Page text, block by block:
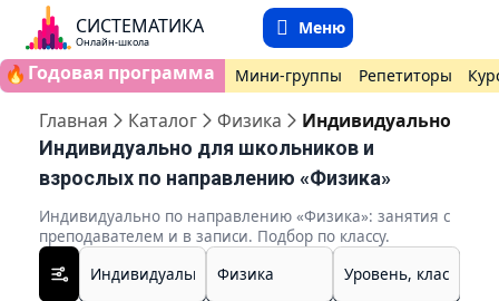
СИСТЕМАТИКА
Онлайн-школа
Меню
🔥 Годовая программа Мини-группы Репетиторы
Главная Каталог Физика Индивидуально
Индивидуально для школьников и
взрослых по направлению «Физика»
Индивидуально по направлению «Физика»: занятия с
преподавателем и в записи. Подбор по классу.